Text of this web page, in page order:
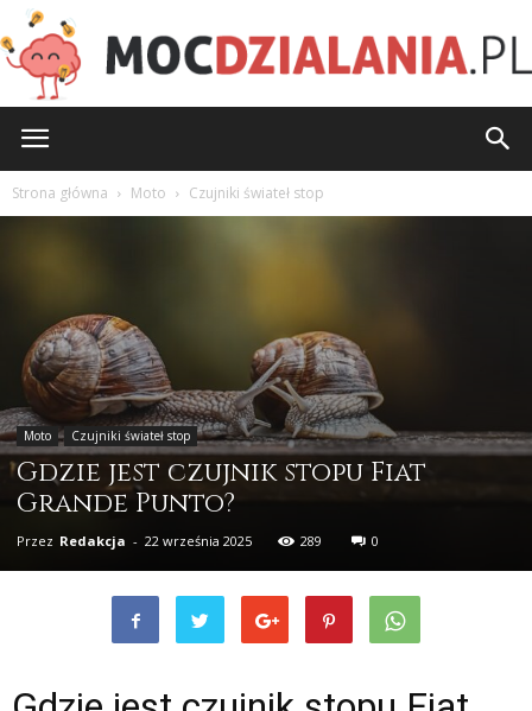
Strona główna Moto Czujniki świateł stop
Moto Czujniki świateł stop
Gdzie jest czujnik stopu Fiat
Grande Punto?
Przez Redakcja - 22 września 2025 289 0